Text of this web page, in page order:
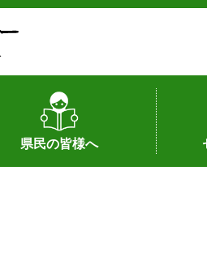
県民の皆様へ
や園芸に関する新技術
に関する新技術
林業に関する新技術
虫に関する新技術
加工に関する新技術
に関する新技術
や園芸に関する豆知識
虫に関する豆知識
に関する豆知識
に関する豆知識
テク・農業環境・機械関係
加工に関する豆知識
林業に関する豆知識 所長
組織
アク
沿革
所内